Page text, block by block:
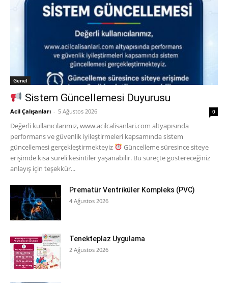
Genel
Sistem Güncellemesi Duyurusu
Acil Çalışanları - 5 Ağustos 2026 0
Değerli kullanıcılarımız, www.acilcalisanlari.com altyapısında
performans ve güvenlik iyileştirmeleri kapsamında sistem
güncellemesi gerçekleştirmekteyiz
Güncelleme süresince siteye
erişimde kısa süreli kesintiler yaşanabilir. Bu süreçte göstereceğiniz
anlayış için teşekkür...
Prematür Ventriküler Kompleks (PVC)
4 Ağustos 2026
Tenekteplaz Uygulama
2 Ağustos 2026